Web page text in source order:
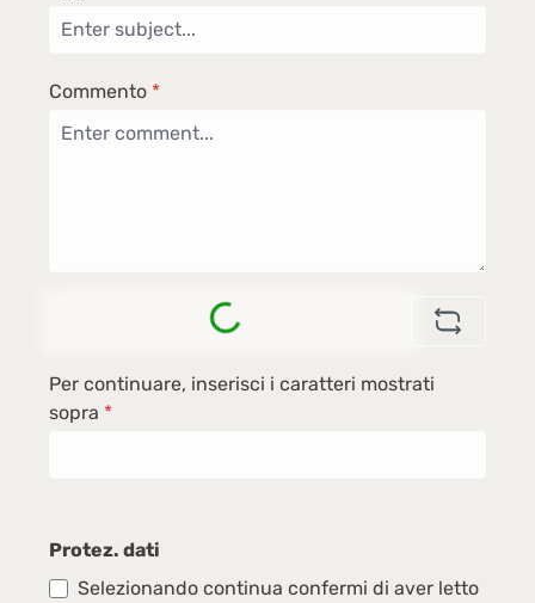
Commento *
Loading...
Per continuare, inserisci i caratteri mostrati
sopra *
Protez. dati
Selezionando continua confermi di aver letto